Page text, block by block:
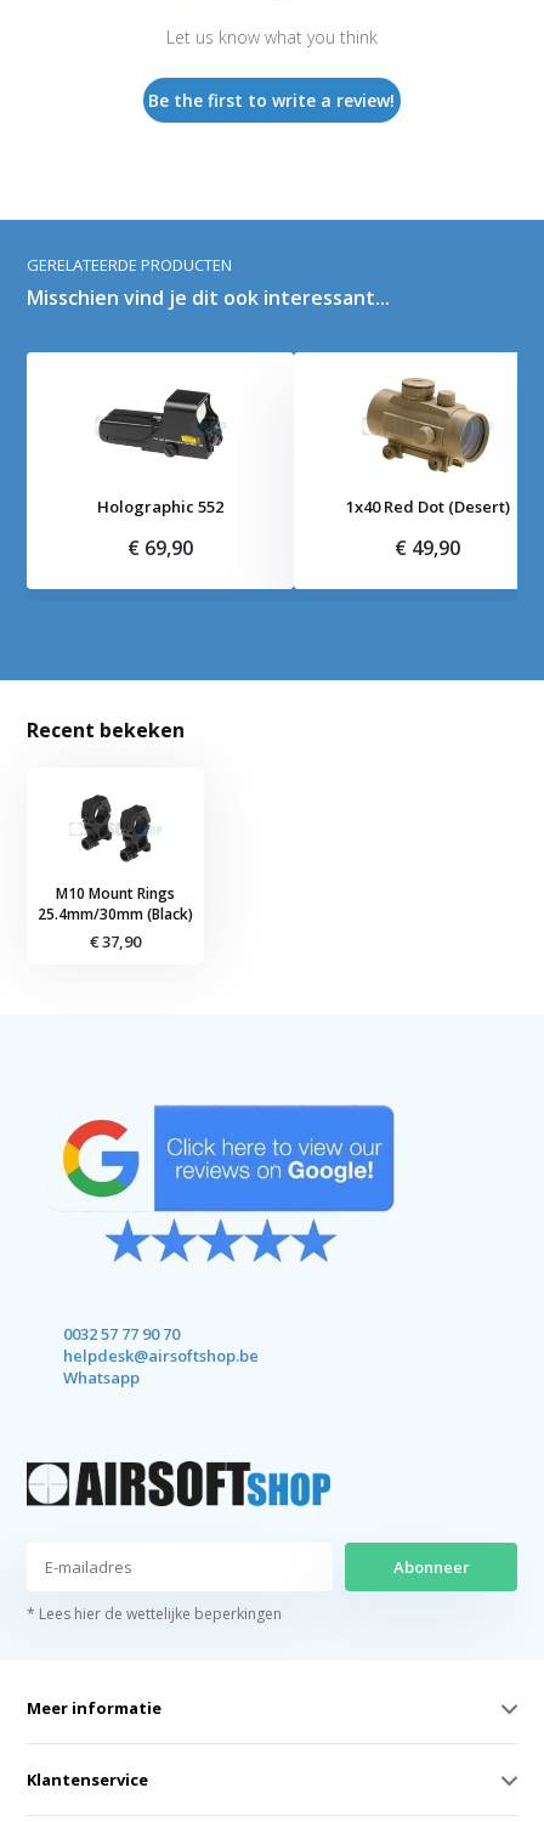
Let us know what you think
Be the first to write a review!
GERELATEERDE PRODUCTEN
Misschien vind je dit ook interessant...
Holographic 552
€ 69,90
1x40 Red Dot (Desert)
€ 49,90
Recent bekeken
M10 Mount Rings
25.4mm/30mm (Black)
€ 37,90
0032 57 77 90 70
helpdesk@airsoftshop.be
Whatsapp
Abonneer
* Lees hier de wettelijke beperkingen
Meer informatie
Klantenservice